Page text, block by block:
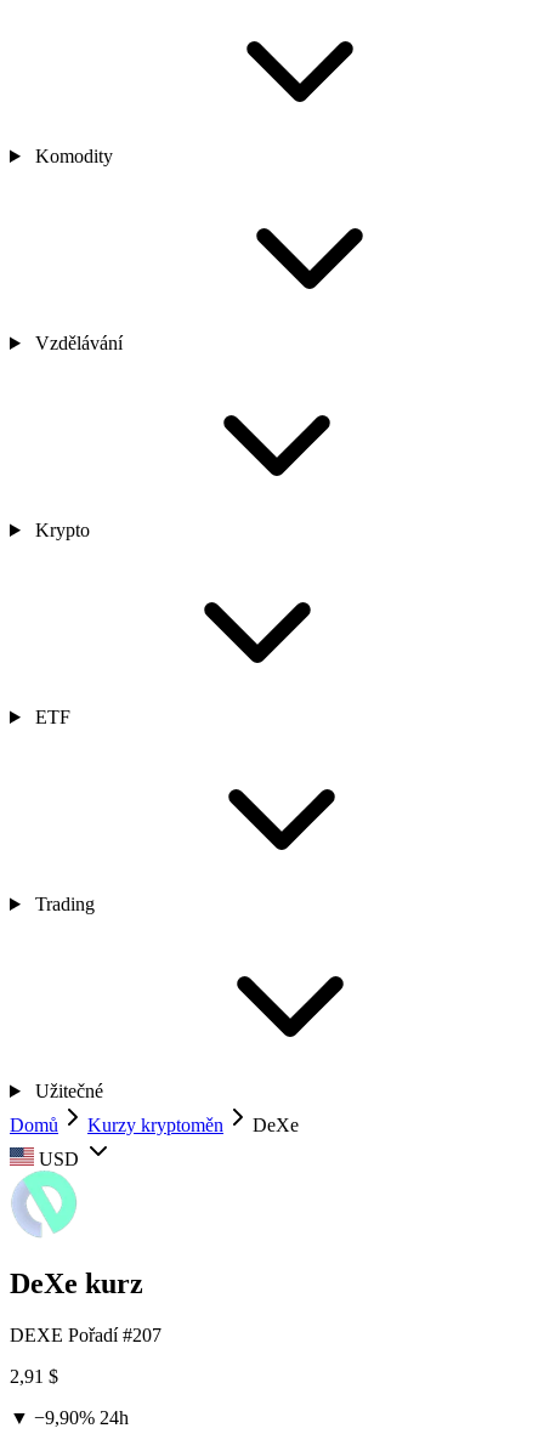
Komodity
Vzdělávání
Krypto
ETF
Trading
Užitečné
Domů
Kurzy kryptoměn
DeXe
USD
DeXe kurz
DEXE Pořadí #207
2,91 $
▼ −9,90% 24h